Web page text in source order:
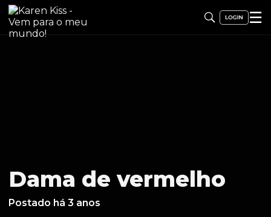
☰
Dama de vermelho
Postado há 3 anos